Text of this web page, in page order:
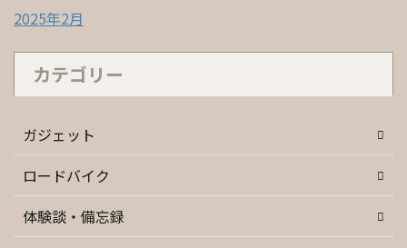
2025年2月
カテゴリー
ガジェット
ロードバイク
体験談・備忘録